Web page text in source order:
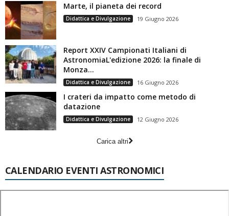
Marte, il pianeta dei record
Didattica e Divulgazione 19 Giugno 2026
Report XXIV Campionati Italiani di
AstronomiaL'edizione 2026: la finale di
Monza...
Didattica e Divulgazione 16 Giugno 2026
I crateri da impatto come metodo di
datazione
Didattica e Divulgazione 12 Giugno 2026
Carica altri
CALENDARIO EVENTI ASTRONOMICI